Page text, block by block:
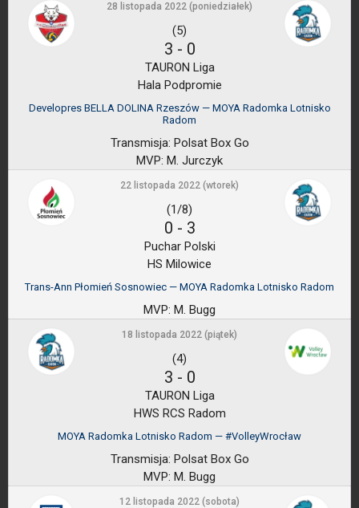
28 listopada 2022 (poniedziałek)
(5)
3 - 0
TAURON Liga
Hala Podpromie
Developres BELLA DOLINA Rzeszów — MOYA Radomka Lotnisko
Radom
Transmisja: Polsat Box Go
MVP: M. Jurczyk
22 listopada 2022 (wtorek)
(1/8)
0 - 3
Puchar Polski
HS Milowice
Trans-Ann Płomień Sosnowiec — MOYA Radomka Lotnisko Radom
MVP: M. Bugg
18 listopada 2022 (piątek)
(4)
3 - 0
TAURON Liga
HWS RCS Radom
MOYA Radomka Lotnisko Radom — #VolleyWrocław
Transmisja: Polsat Box Go
MVP: M. Bugg
12 listopada 2022 (sobota)